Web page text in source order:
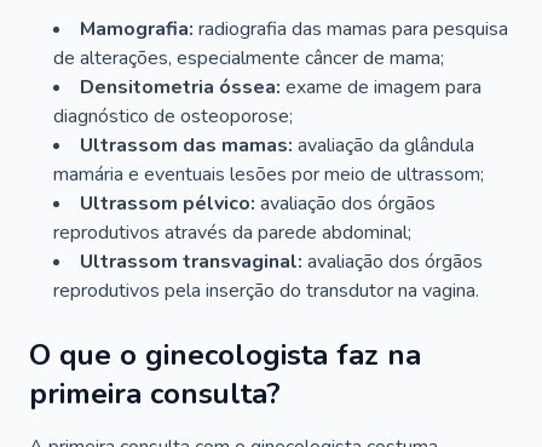
Mamografia: radiografia das mamas para pesquisa
de alterações, especialmente câncer de mama;
Densitometria óssea: exame de imagem para
diagnóstico de osteoporose;
Ultrassom das mamas: avaliação da glândula
mamária e eventuais lesões por meio de ultrassom;
Ultrassom pélvico: avaliação dos órgãos
reprodutivos através da parede abdominal;
Ultrassom transvaginal: avaliação dos órgãos
reprodutivos pela inserção do transdutor na vagina.
O que o ginecologista faz na
primeira consulta?